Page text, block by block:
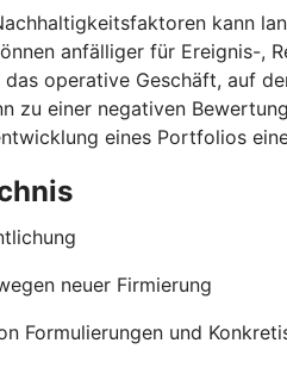
kann
anfälliger für Ereignis-,
operative Geschäft, auf
zu einer negativen
eines Portfolios
neuer Firmierung
Formulierungen und